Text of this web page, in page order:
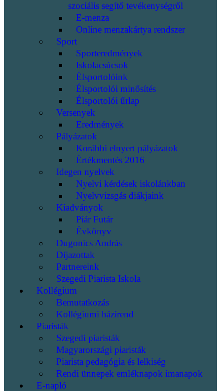
szociális segítő tevékenységről
E-menza
Online menzakártya rendszer
Sport
Sporteredmények
Iskolacsúcsok
Élsportolóink
Élsportolói minősítés
Élsportolói űrlap
Versenyek
Eredmények
Pályázatok
Korábbi elnyert pályázatok
Értékmentés 2016
Idegen nyelvek
Nyelvi kérdések iskolánkban
Nyelvvizsgás diákjaink
Kiadványok
Piár Futár
Évkönyv
Dugonics András
Díjazottak
Partnereink
Szegedi Piarista Iskola
Kollégium
Bemutatkozás
Kollégiumi házirend
Piaristák
Szegedi piaristák
Magyarországi piaristák
Piarista pedagógia és lelkiség
Rendi ünnepek emléknapok imanapok
E-napló